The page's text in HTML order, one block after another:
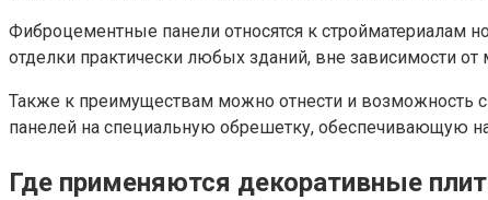
Фиброцементные панели относятся к стройматериалам
отделки практически любых зданий, вне зависимости от
Также к преимуществам можно отнести и возможность
панелей на специальную обрешетку, обеспечивающую
Где применяются декоративные